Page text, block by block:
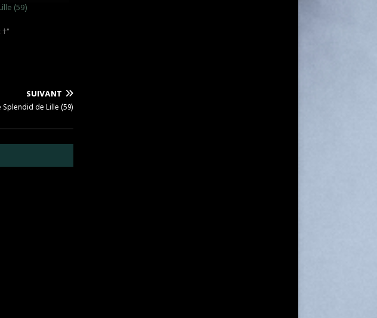
(59)
SUIVANT
Splendid de Lille (59)